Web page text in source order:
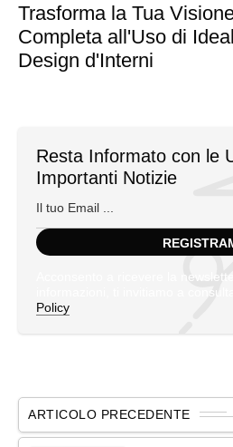
Trasforma la Tua
Completa all'Uso di
Design d'Interni
Resta Informato con le
Importanti Notizie
Acconsento a ricevere la
informazioni, ti invitiamo a
Policy
ARTICOLO PRECEDENTE